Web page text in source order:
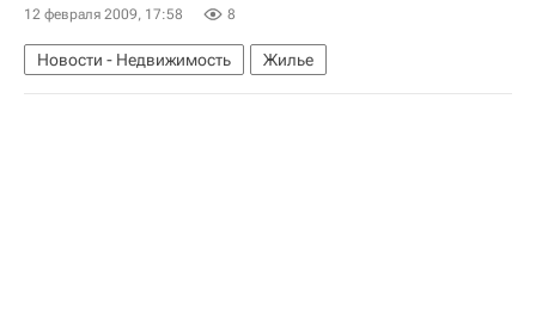
12 февраля 2009, 17:58 8
Новости - Недвижимость Жилье